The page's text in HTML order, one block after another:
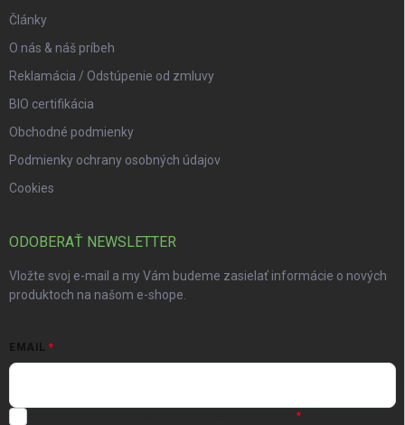
Články
O nás & náš príbeh
Reklamácia / Odstúpenie od zmluvy
BIO certifikácia
Obchodné podmienky
Podmienky ochrany osobných údajov
Cookies
ODOBERAŤ NEWSLETTER
Vložte svoj e-mail a my Vám budeme zasielať informácie o nových
produktoch na našom e-shope.
EMAIL